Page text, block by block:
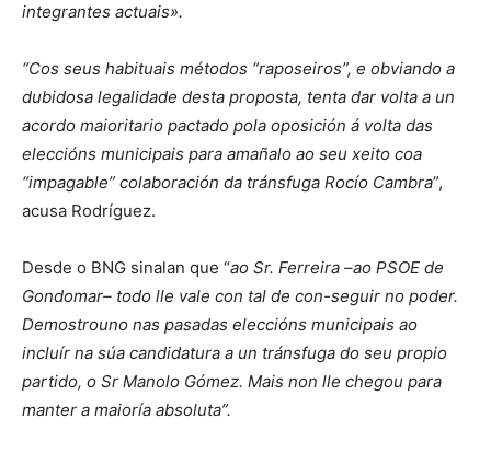
integrantes actuais».
“Cos seus habituais métodos “raposeiros”, e obviando a
dubidosa legalidade desta proposta, tenta dar volta a un
acordo maioritario pactado pola oposición á volta das
eleccións municipais para amañalo ao seu xeito coa
“impagable” colaboración da tránsfuga Rocío Cambra”,
acusa Rodríguez.
Desde o BNG sinalan que “ao Sr. Ferreira –ao PSOE de
Gondomar– todo lle vale con tal de con-seguir no poder.
Demostrouno nas pasadas eleccións municipais ao
incluír na súa candidatura a un tránsfuga do seu propio
partido, o Sr Manolo Gómez. Mais non lle chegou para
manter a maioría absoluta”.